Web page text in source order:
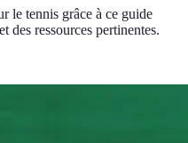
le tennis grâce à ce guide
des ressources pertinentes.